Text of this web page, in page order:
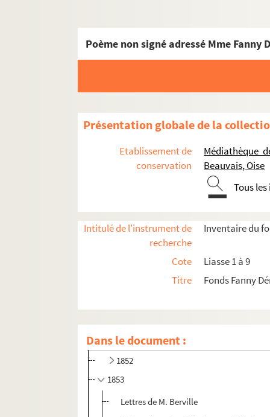
Poème non signé adressé Mme Fanny
Présentation globale de la
Etablissement de
conservation
Médiathèque
Beauvais, Oise
Tous
Intitulé de l'instrument de
recherche
Inventaire du
Cote
Liasse 1 à 9
Titre
Fonds Fanny
Dans le document :
Liasse 1. Correspondance 1832-1839
Liasse 2. Correspondance de 1840 à 1843
Liasse 3. Correspondance de 1844 à 1849
1850
1851
1852
1853
Lettres de M. Berville